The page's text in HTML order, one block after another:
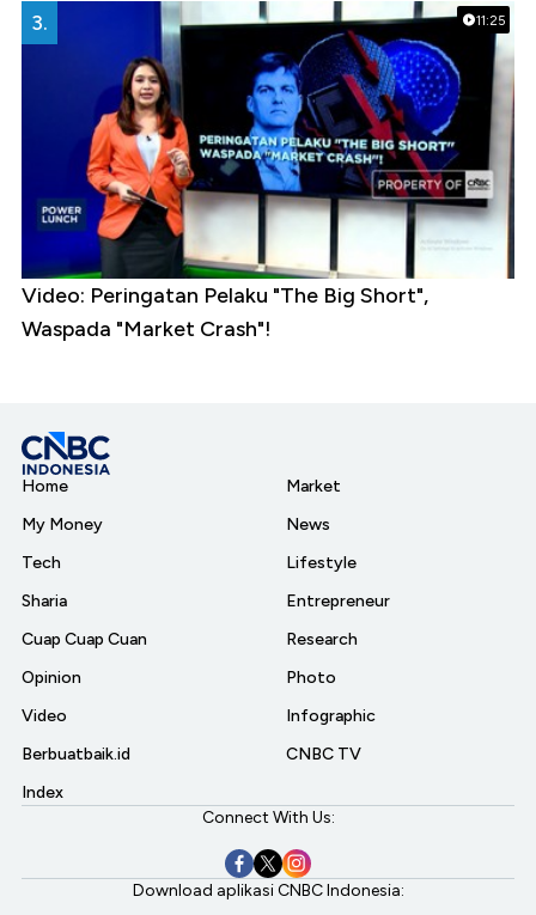
11:25
3.
Video: Peringatan Pelaku "The Big Short",
Waspada "Market Crash"!
Home
My Money
Tech
Sharia
Cuap Cuap Cuan
Opinion
Video
Berbuatbaik.id
Index
Market
News
Lifestyle
Entrepreneur
Research
Photo
Infographic
CNBC TV
Connect With Us:
Download aplikasi CNBC Indonesia: